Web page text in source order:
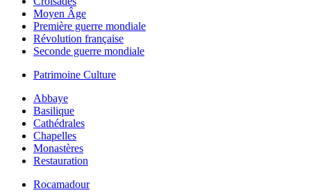
Moyen Âge
Première guerre mondiale
Révolution française
Seconde guerre mondiale
Patrimoine Culture
Abbaye
Basilique
Cathédrales
Chapelles
Monastères
Restauration
Rocamadour